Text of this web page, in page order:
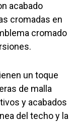
acabado
cromadas en
cromado
un toque
de malla
y acabados
del techo y la